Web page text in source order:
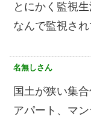
とにかく監視
なんで監視さ
名無しさん
国土が狭い集
アパート、マ